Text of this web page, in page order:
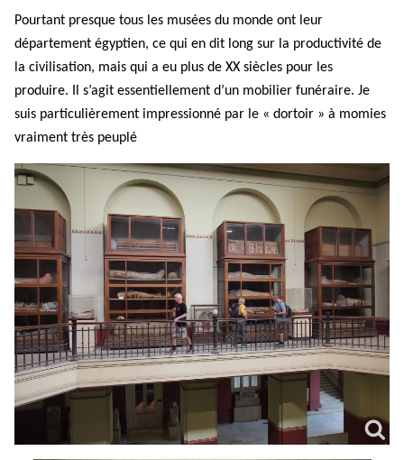
Pourtant presque tous les musées du monde ont leur
département égyptien, ce qui en dit long sur la productivité de
la civilisation, mais qui a eu plus de XX siècles pour les
produire. Il s’agit essentiellement d’un mobilier funéraire. Je
suis particulièrement impressionné par le « dortoir » à momies
vraiment très peuplé